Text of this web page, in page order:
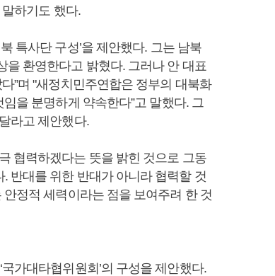
하기도 했다.
특사단 구성’을 제안했다. 그는 남북
을 환영한다고 밝혔다. 그러나 안 대표
”며 "새정치민주연합은 정부의 대북화
을 분명하게 약속한다”고 말했다. 그
라고 제안했다.
협력하겠다는 뜻을 밝힌 것으로 그동
반대를 위한 반대가 아니라 협력할 것
정적 세력이라는 점을 보여주려 한 것
가대타협위원회’의 구성을 제안했다.